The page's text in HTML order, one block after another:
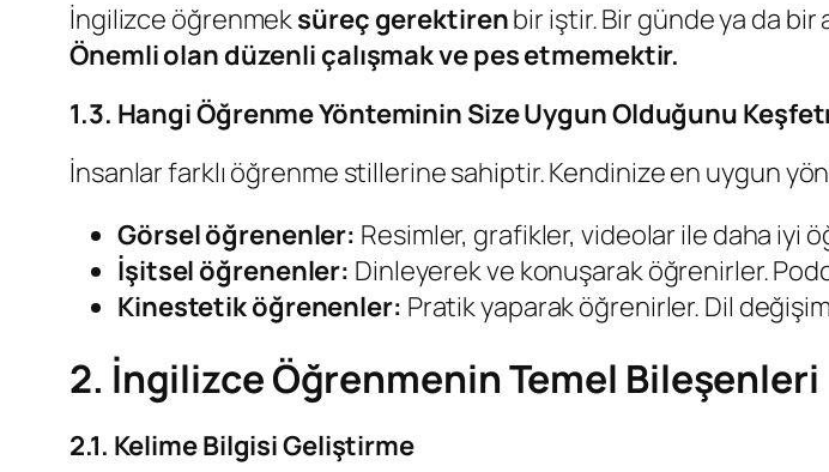
İngilizce öğrenmeksüreç gerektirenbir iştir. Bir günde ya da bir
Önemli olan düzenli çalışmak ve pes etmemektir.
1.3. Hangi Öğrenme Yönteminin Size Uygun Olduğunu
İnsanlar farklı öğrenme stillerine sahiptir. Kendinize en uygun
Görsel öğrenenler: Resimler, grafikler, videolar ile daha iyi
İşitsel öğrenenler: Dinleyerek ve konuşarak öğrenirler.
Kinestetik öğrenenler: Pratik yaparak öğrenirler. Dil
2. İngilizce Öğrenmenin Temel Bileşenleri
2.1. Kelime Bilgisi Geliştirme